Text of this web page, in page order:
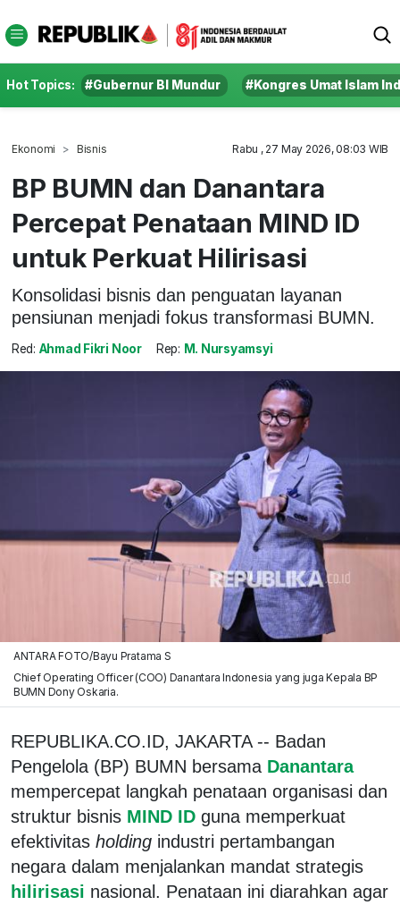
Hot Topics: #Gubernur BI Mundur #Kongres Umat Islam
Ekonomi Bisnis Rabu , 27 May 2026, 08:03 WIB
BP BUMN dan Danantara
Percepat Penataan MIND ID
untuk Perkuat Hilirisasi
Konsolidasi bisnis dan penguatan layanan
pensiunan menjadi fokus transformasi BUMN.
Red: Ahmad Fikri Noor Rep: M. Nursyamsyi
ANTARA FOTO/Bayu Pratama S
Chief Operating Officer (COO) Danantara Indonesia yang juga Kepala BP
BUMN Dony Oskaria.
REPUBLIKA.CO.ID, JAKARTA -- Badan
Pengelola (BP) BUMN bersama Danantara
mempercepat langkah penataan organisasi dan
struktur bisnis MIND ID guna memperkuat
efektivitas holding industri pertambangan
negara dalam menjalankan mandat strategis
hilirisasi nasional. Penataan ini diarahkan agar